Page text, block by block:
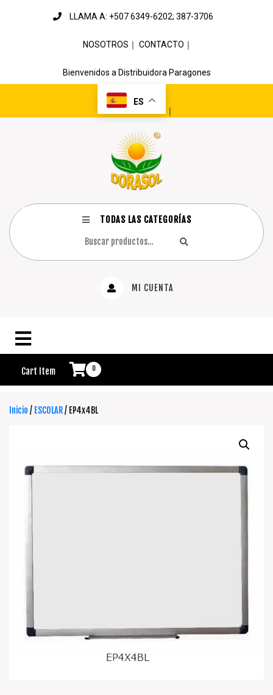
LLAMA A: +507 6349-6202; 387-3706
NOSOTROS ｜ CONTACTO ｜
Bienvenidos a Distribuidora Paragones
ES
｜
TODAS LAS CATEGORÍAS
MI CUENTA
Cart Item 0
Inicio / ESCOLAR/ EP4x4BL